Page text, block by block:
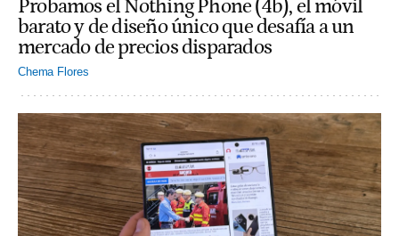
Probamos el Nothing Phone (4b), el móvil
barato y de diseño único que desafía a un
mercado de precios disparados
Chema Flores